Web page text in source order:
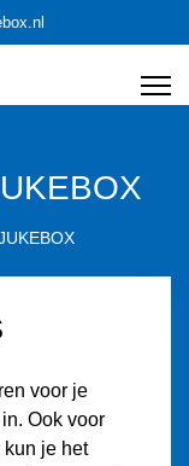
voor je
Ook voor
kun je het